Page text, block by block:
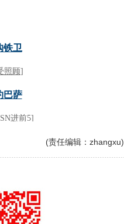
(责任编辑：zhangxu)